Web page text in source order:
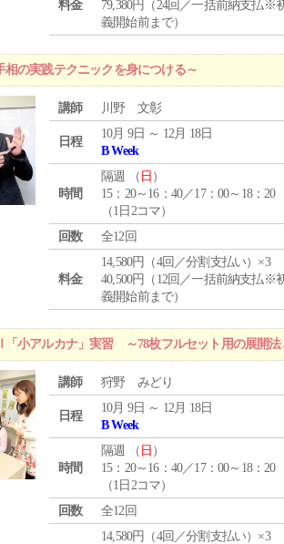
料金
79,380円（24回／一括前納支払※
義開始前まで）
の実践テクニックを身につける～
講師 川野 文彰
日程
10月 9日 ～ 12月 18日
B Week
時間
隔週 （ 日 ）
15：20～16：40／17：00～18：20
（1日2コマ）
回数
全12回
料金
14,580円（4回／分割支払い）×3
40,500円（12回／一括前納支払※
義開始前まで）
小アルカナ」実習 ～78枚フルセット用の展開法
講師 狩野 みどり
日程
10月 9日 ～ 12月 18日
B Week
時間
隔週 （ 日 ）
15：20～16：40／17：00～18：20
（1日2コマ）
回数
全12回
14,580円（4回／分割支払い）×3